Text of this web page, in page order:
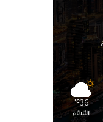
36
℃
الثلاثاء